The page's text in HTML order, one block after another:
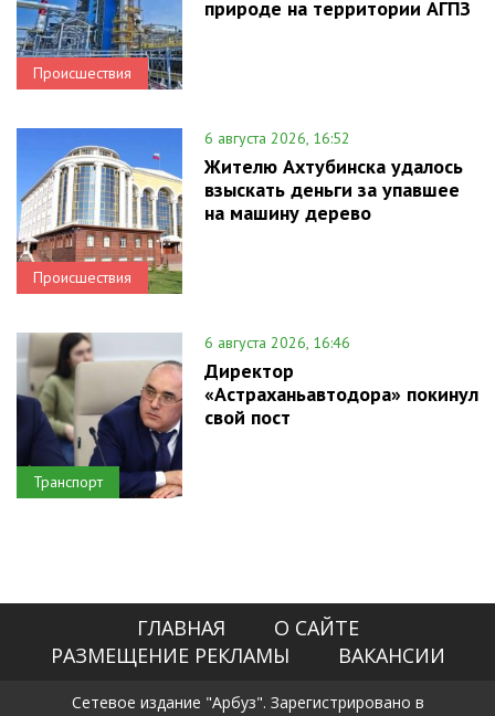
Происшествия
природе на территории АГПЗ
Происшествия
6 августа 2026, 16:52
Жителю Ахтубинска удалось
взыскать деньги за упавшее
на машину дерево
Транспорт
6 августа 2026, 16:46
Директор
«Астраханьавтодора» покинул
свой пост
ГЛАВНАЯ
О САЙТЕ
РАЗМЕЩЕНИЕ РЕКЛАМЫ
ВАКАНСИИ
Сетевое издание "Арбуз". Зарегистрировано в